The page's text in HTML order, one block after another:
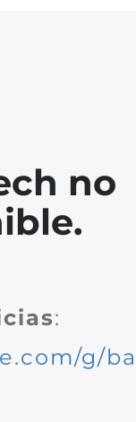
no
:
g/